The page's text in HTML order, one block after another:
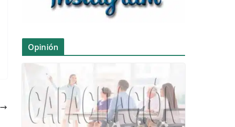
Opinión